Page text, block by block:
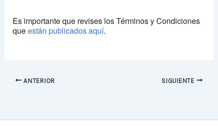
Es importante que revises los Términos y Condiciones
queestán publicados aquí.
ANTERIOR SIGUIENTE